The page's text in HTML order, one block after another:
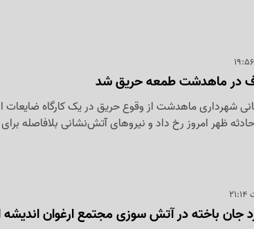
در ماهدشت طمعه حریق شد
شهرداری ماهدشت از وقوع حریق در یک کارگاه ضایعات
ظهر امروز رخ داد و نیروهای آتش‌نشانی بلافاصله